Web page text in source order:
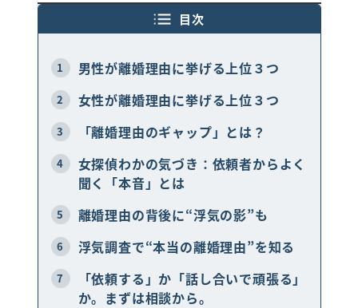
目次
1 男性が離婚理由に挙げる上位３つ
2 女性が離婚理由に挙げる上位３つ
3 「離婚理由のギャップ」とは？
4
女探偵わかの気づき：依頼者からよく
聞く「本音」とは
5 離婚理由の背後に“浮気の影”も
6 浮気調査で“本当の離婚理由”を知る
7
「依頼する」か「話し合いで頑張る」
か。まずは相談から。